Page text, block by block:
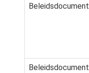
Beleidsdocument
Beleidsdocument